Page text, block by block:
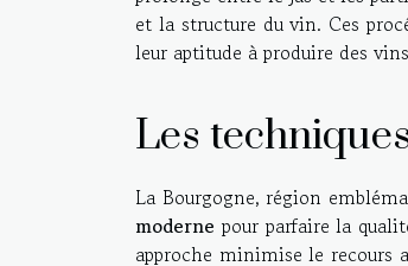
et la structure du vin. Ces
leur aptitude à produire des
Les
La Bourgogne, région
moderne pour parfaire la
approche minimise le recours